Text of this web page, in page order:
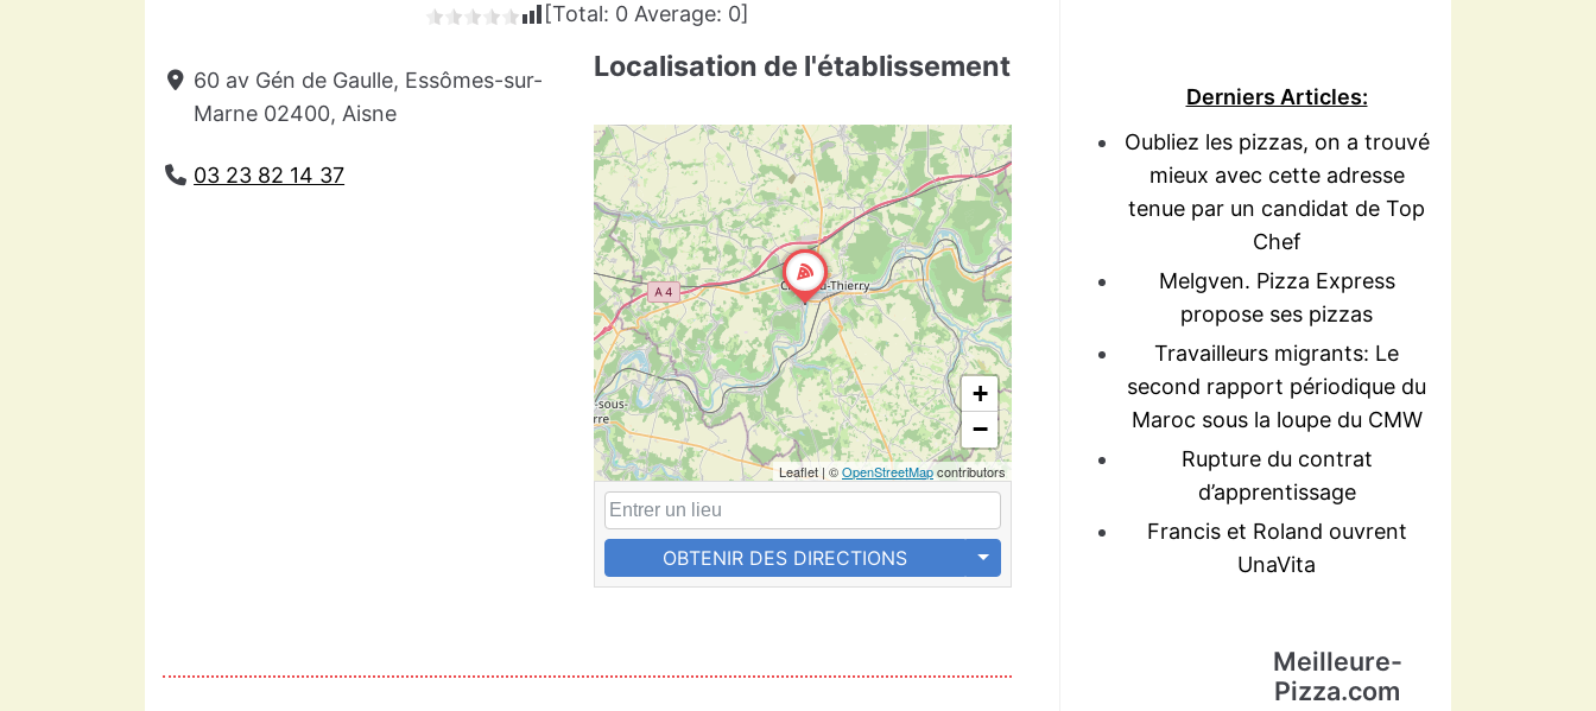
[Total: 0 Average: 0]
60 av Gén de Gaulle, Essômes-sur-
Marne 02400, Aisne
03 23 82 14 37
Localisation de l'établissement
+
−
Leaflet | ©OpenStreetMapcontributors
OBTENIR DES DIRECTIONS
Derniers Articles:
Oubliez les pizzas, on a trouvé
mieux avec cette adresse
tenue par un candidat de Top
Chef
Melgven. Pizza Express
propose ses pizzas
Travailleurs migrants: Le
second rapport périodique du
Maroc sous la loupe du CMW
Rupture du contrat
d’apprentissage
Francis et Roland ouvrent
UnaVita
Meilleure-
Pizza.com